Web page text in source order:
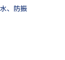
、防振